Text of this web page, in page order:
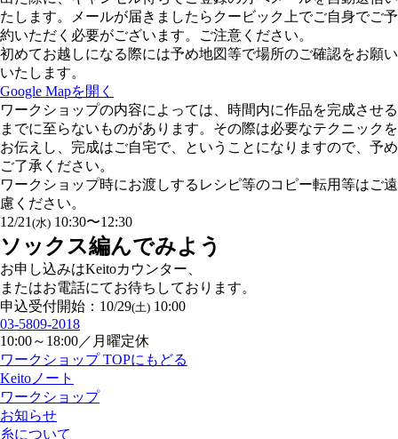
たします。メールが届きましたらクービック上でご自身でご予
約いただく必要がございます。ご注意ください。
初めてお越しになる際には予め地図等で場所のご確認をお願い
いたします。
Google Mapを開く
ワークショップの内容によっては、時間内に作品を完成させる
までに至らないものがあります。その際は必要なテクニックを
お伝えし、完成はご自宅で、ということになりますので、予め
ご了承ください。
ワークショップ時にお渡しするレシピ等のコピー転用等はご遠
慮ください。
12/21 (水) 10:30〜12:30
ソックス編んでみよう
お申し込みはKeitoカウンター、
またはお電話にてお待ちしております。
申込受付開始：10/29(土) 10:00
03-5809-2018
10:00～18:00／月曜定休
ワークショップ TOPにもどる
Keitoノート
ワークショップ
お知らせ
糸について